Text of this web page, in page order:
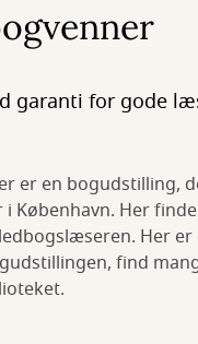
garanti for gode
er en bogudstilling,
København. Her
Her er
find